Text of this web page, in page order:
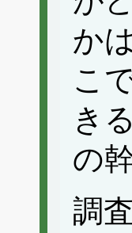
か
こ
き
の
調